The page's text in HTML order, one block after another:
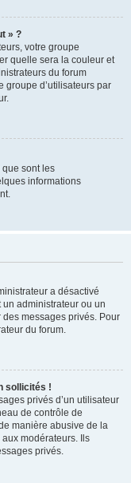
» ?
votre groupe
quelle sera la couleur et
du forum
groupe d’utilisateurs par
que sont les
informations
a désactivé
administrateur ou un
messages privés. Pour
du forum.
sollicités !
privés d’un utilisateur
de contrôle de
manière abusive de la
modérateurs. Ils
privés.